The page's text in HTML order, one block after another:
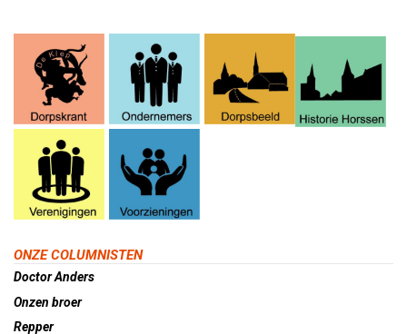
ONZE COLUMNISTEN
Doctor Anders
Onzen broer
Repper